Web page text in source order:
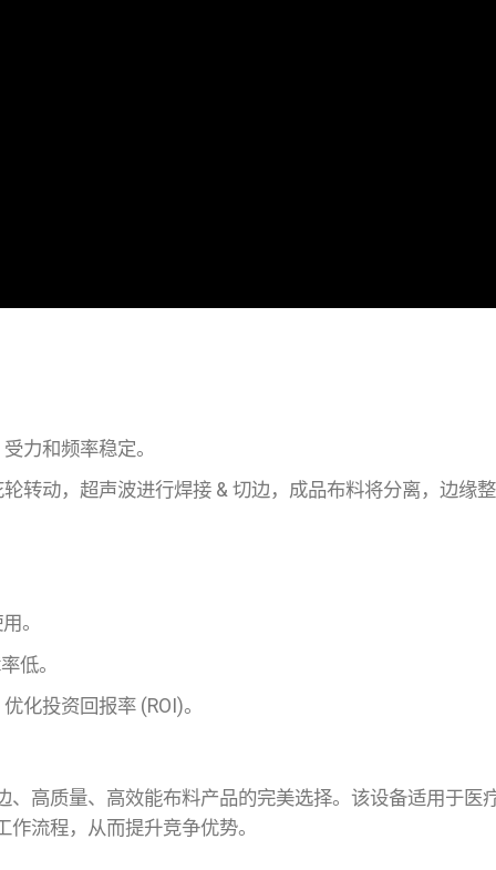
力和频率稳定。
转动，超声波进行焊接 & 切边，成品布料将分离，边缘
。
低。
化投资回报率 (ROI)。
、高质量、高效能布料产品的完美选择。该设备适用于
流程，从而提升竞争优势。